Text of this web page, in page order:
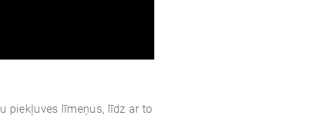
piekļuves līmeņus, līdz ar to